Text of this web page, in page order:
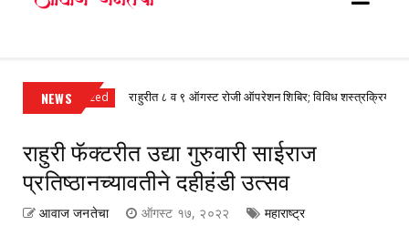
NEWS राहुरीत ८ व ९ ऑगस्ट रोजी ऑपरेशन शिबिर; विविध शस्त्रक्रियांवर ३० ते
राहुरी फॅक्टरीत उद्या गुरुवारी साईराज
प्रतिष्ठानच्यावतीने दहीहंडी उत्सव
आवाज जनतेचा ऑगस्ट १७, २०२२ महाराष्ट्र